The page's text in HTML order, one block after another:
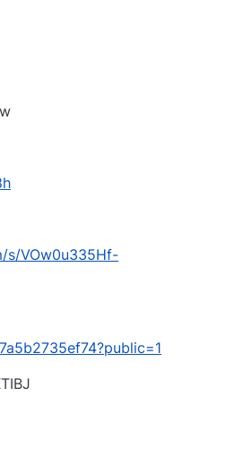
s/VOw0u335Hf-